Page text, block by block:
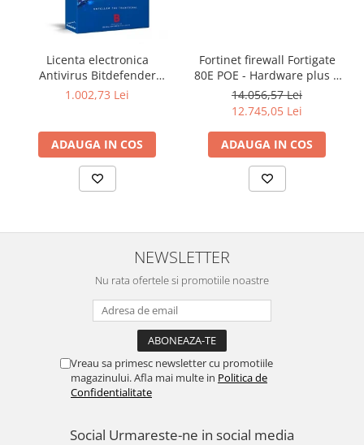
Licenta electronica
Antivirus Bitdefender
GravityZone Business
1.002,73 Lei
ADAUGA IN COS
Fortinet firewall Fortigate
80E POE - Hardware plus 1
Year Hardware plus 24x7
FortiCare and FortiGuard
Unified (UTM) Protection
14.056,57 Lei
12.745,05 Lei
ADAUGA IN COS
NEWSLETTER
Nu rata ofertele si promotiile noastre
Vreau sa primesc newsletter cu promotiile
magazinului. Afla mai multe in Politica de
Confidentialitate
Social Urmareste-ne in social media